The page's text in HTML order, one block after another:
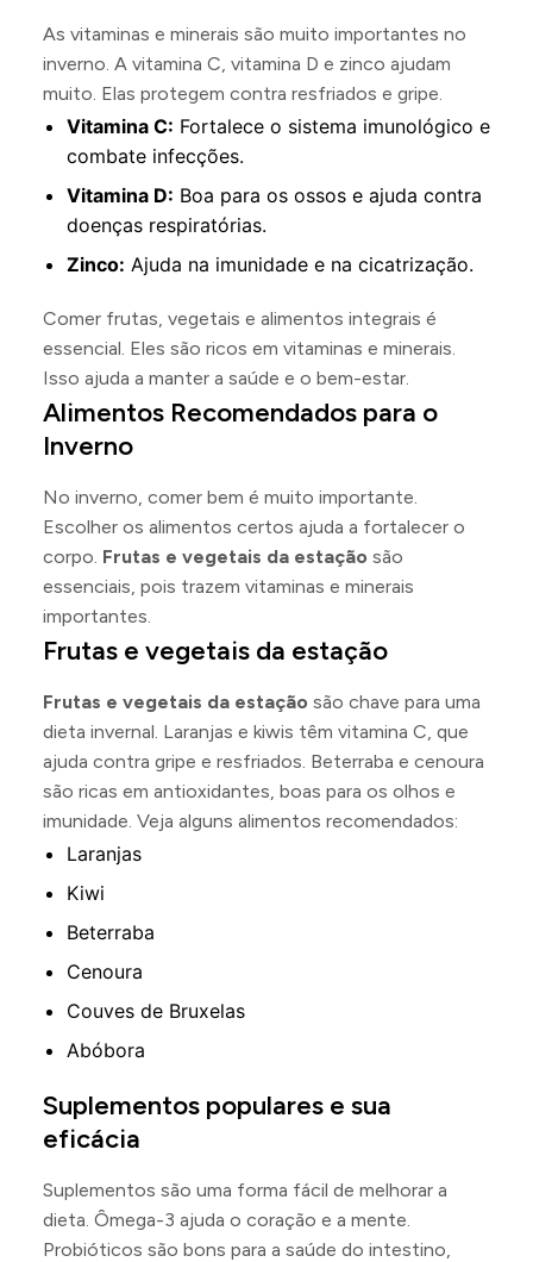
As vitaminas e minerais são muito importantes no
inverno. A vitamina C, vitamina D e zinco ajudam
muito. Elas protegem contra resfriados e gripe.
Vitamina C: Fortalece o sistema imunológico e
combate infecções.
Vitamina D: Boa para os ossos e ajuda contra
doenças respiratórias.
Zinco: Ajuda na imunidade e na cicatrização.
Comer frutas, vegetais e alimentos integrais é
essencial. Eles são ricos em vitaminas e minerais.
Isso ajuda a manter a saúde e o bem-estar.
Alimentos Recomendados para o
Inverno
No inverno, comer bem é muito importante.
Escolher os alimentos certos ajuda a fortalecer o
corpo. Frutas e vegetais da estação são
essenciais, pois trazem vitaminas e minerais
importantes.
Frutas e vegetais da estação
Frutas e vegetais da estação são chave para uma
dieta invernal. Laranjas e kiwis têm vitamina C, que
ajuda contra gripe e resfriados. Beterraba e cenoura
são ricas em antioxidantes, boas para os olhos e
imunidade. Veja alguns alimentos recomendados:
Laranjas
Kiwi
Beterraba
Cenoura
Couves de Bruxelas
Abóbora
Suplementos populares e sua
eficácia
Suplementos são uma forma fácil de melhorar a
dieta. Ômega-3 ajuda o coração e a mente.
Probióticos são bons para a saúde do intestino,